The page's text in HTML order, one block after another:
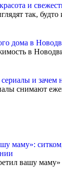
и
так, будто
дома в
в
и
снимают
маму»:
вашу